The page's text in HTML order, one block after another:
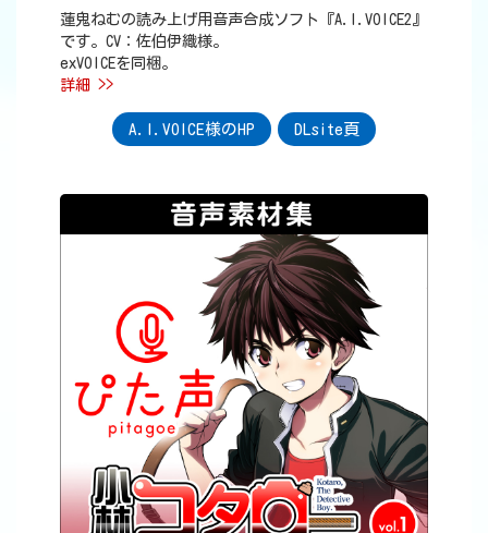
蓮鬼ねむの読み上げ用音声合成ソフト『A.I.VOICE2』
です。CV：佐伯伊織様。
exVOICEを同梱。
詳細 >>
A.I.VOICE様のHP DLsite頁